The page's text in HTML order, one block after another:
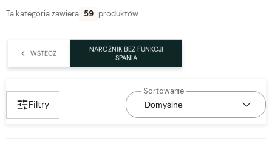
zaloguj się, aby przywrócić dodane produkty do listy
z poprzedniej sesji.
Ta kategoria zawiera 59 produktów
WSTECZ
NAROŻNIK BEZ FUNKCJI
SPANIA
Filtry